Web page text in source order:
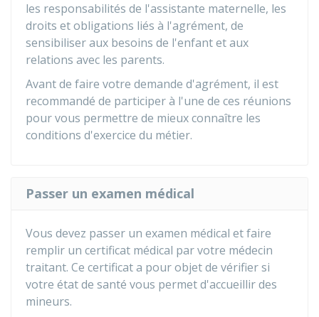
les responsabilités de l'assistante maternelle, les
droits et obligations liés à l'agrément, de
sensibiliser aux besoins de l'enfant et aux
relations avec les parents.
Avant de faire votre demande d'agrément, il est
recommandé de participer à l'une de ces réunions
pour vous permettre de mieux connaître les
conditions d'exercice du métier.
Passer un examen médical
Vous devez passer un examen médical et faire
remplir un certificat médical par votre médecin
traitant. Ce certificat a pour objet de vérifier si
votre état de santé vous permet d'accueillir des
mineurs.